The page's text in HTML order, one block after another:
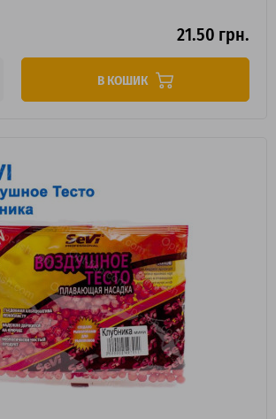
21.50 грн.
В КОШИК